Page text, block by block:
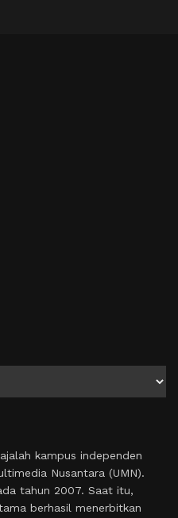
kampus independen
Nusantara (UMN).
tahun 2007. Saat itu,
berhasil menerbitkan